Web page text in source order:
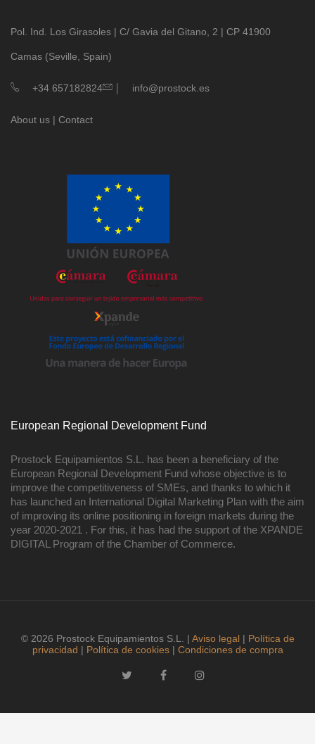
Pol. Ind. Los Girasoles | C/ Gavia del Gitano, 2 | CP 41900
Camas (Seville, Spain)
+34 657182824 | info@prostock.es
About us | Contact
European Regional Development Fund
Prostock Equipamientos S.L. has been a beneficiary of the
European Regional Development Fund whose objective is to
improve the competitiveness of SMEs, and thanks to which it
has launched an International Digital Marketing Plan with the aim
of improving its online positioning in foreign markets during the
year 2020-2021 . For this, it has had the support of the XPANDE
DIGITAL Program of the Chamber of Commerce.
© 2026 Prostock Equipamientos S.L. | Aviso legal| Política de
privacidad | Política de cookies| Condiciones de compra